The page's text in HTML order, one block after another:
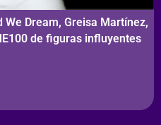
Dream, Greisa Martínez,
de figuras influyentes